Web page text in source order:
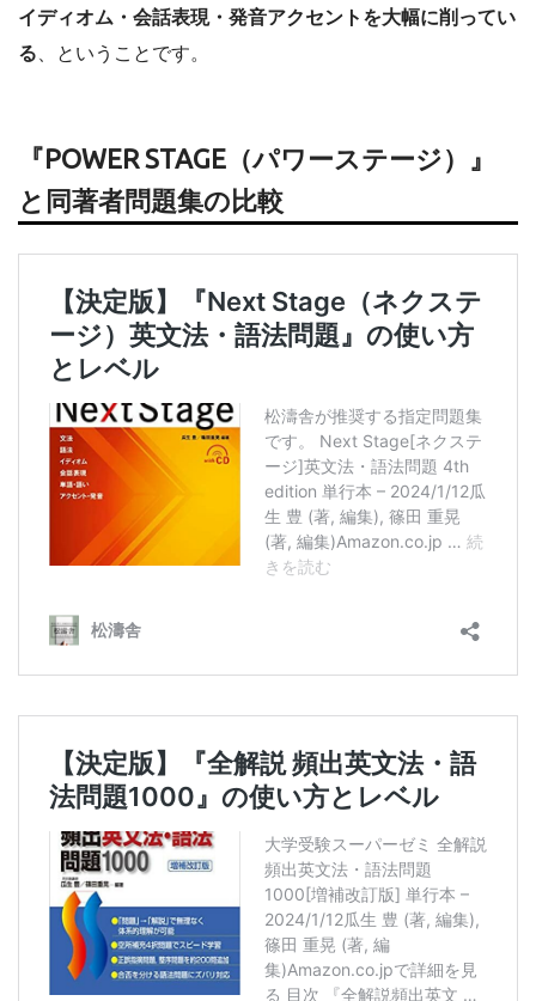
イディオム・会話表現・発音アクセントを大幅に削ってい
る 、ということです。
『POWER STAGE（パワーステージ）』
と同著者問題集の比較